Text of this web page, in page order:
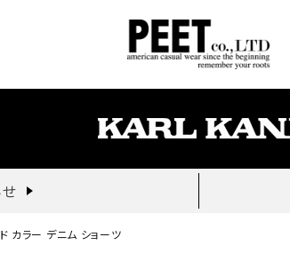
カラー デニム ショーツ